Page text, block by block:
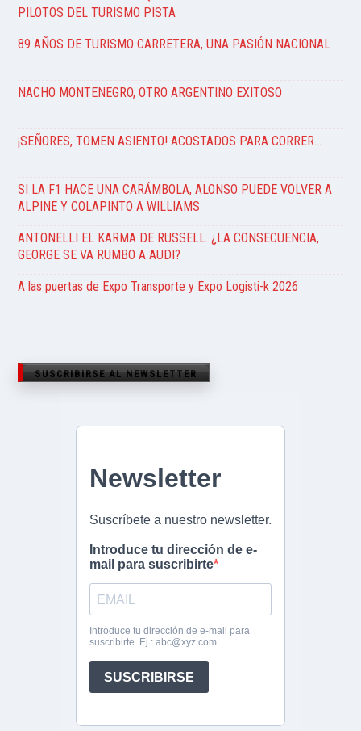
PILOTOS DEL TURISMO PISTA
89 AÑOS DE TURISMO CARRETERA, UNA PASIÓN NACIONAL
NACHO MONTENEGRO, OTRO ARGENTINO EXITOSO
¡SEÑORES, TOMEN ASIENTO! ACOSTADOS PARA CORRER…
SI LA F1 HACE UNA CARÁMBOLA, ALONSO PUEDE VOLVER A
ALPINE Y COLAPINTO A WILLIAMS
ANTONELLI EL KARMA DE RUSSELL. ¿LA CONSECUENCIA,
GEORGE SE VA RUMBO A AUDI?
A las puertas de Expo Transporte y Expo Logisti-k 2026
SUSCRIBIRSE AL NEWSLETTER